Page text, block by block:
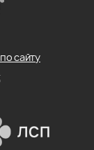
сайту